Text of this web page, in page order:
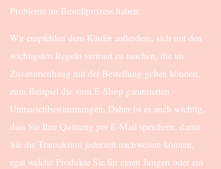
Probleme im Bestellprozess haben.
Wir empfehlen dem Käufer außerdem, sich mit den
wichtigsten Regeln vertraut zu machen, die im
Zusammenhang mit der Bestellung gelten können,
zum Beispiel die vom E-Shop garantierten
Umtauschbestimmungen. Daher ist es auch wichtig,
dass Sie Ihre Quittung per E-Mail speichern, damit
Sie die Transaktion jederzeit nachweisen können,
egal welche Produkte Sie für einen Jungen oder ein